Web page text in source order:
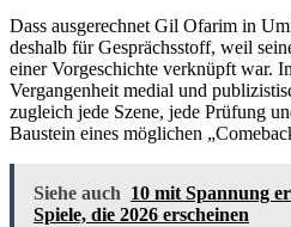
Dass ausgerechnet Gil Ofarim in
deshalb für Gesprächsstoff, weil
einer Vorgeschichte verknüpft war.
Vergangenheit medial und
zugleich jede Szene, jede Prüfung
Baustein eines möglichen
Siehe auch 10 mit Spannung
Spiele, die 2026 erscheinen